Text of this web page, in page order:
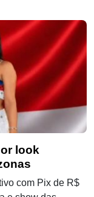
look
com Pix de R$